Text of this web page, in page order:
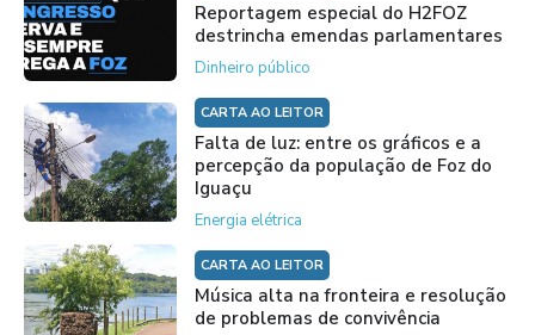
Reportagem especial do H2FOZ
destrincha emendas parlamentares
Dinheiro público
CARTA AO LEITOR
Falta de luz: entre os gráficos e a
percepção da população de Foz do
Iguaçu
Energia elétrica
CARTA AO LEITOR
Música alta na fronteira e resolução
de problemas de convivência